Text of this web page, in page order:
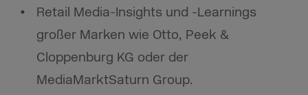
Retail Media-Insights und -Learnings
großer Marken wie Otto, Peek &
Cloppenburg KG oder der
MediaMarktSaturn Group.